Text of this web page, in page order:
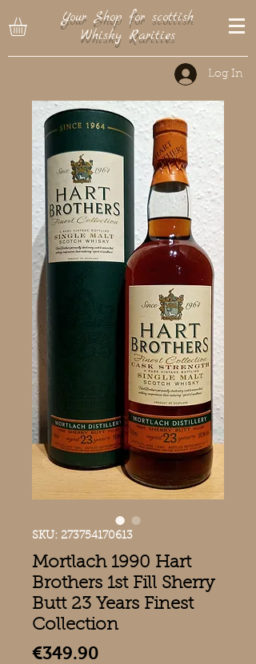
Your Shop for scottish
Whisky Rarities
Log In
SKU: 273754170613
Mortlach 1990 Hart
Brothers 1st Fill Sherry
Butt 23 Years Finest
Collection
€349.90Price